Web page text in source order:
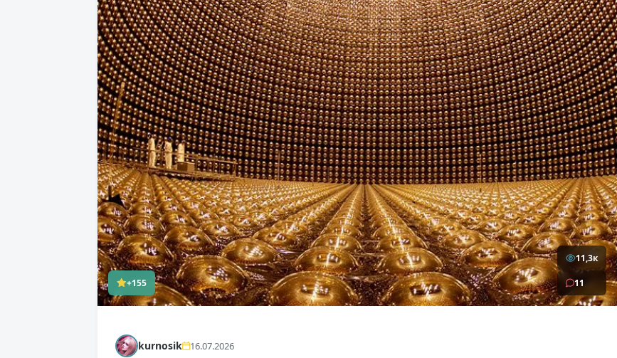
+155
11,3к
11
kurnosik 16.07.2026